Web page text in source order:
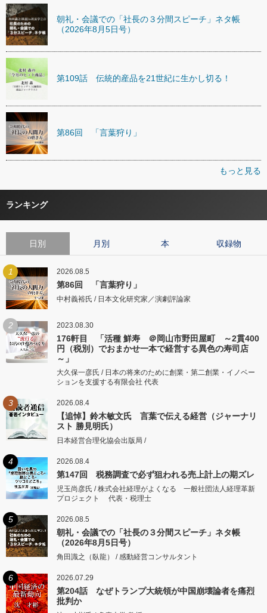
朝礼・会議での「社長の３分間スピーチ」ネタ帳
（2026年8月5日号）
第109話 伝統的産品を21世紀に生かし切る！
第86回 「言葉狩り」
もっと見る
ランキング
日別 月別 本 収録物
1 2026.08.5
第86回 「言葉狩り」
中村義裕氏 / 日本文化研究家／演劇評論家
2 2023.08.30
176軒目 「活種 鮮寿 ＠岡山市野田屋町 ～2貫400
円（税別）でおまかせ一本で経営する異色の寿司店
～」
大久保一彦氏 / 日本の将来のために創業・第二創業・イノベー
ションを支援する有限会社 代表
3 2026.08.4
【追悼】鈴木敏文氏 言葉で伝える経営（ジャーナリ
スト 勝見明氏）
日本経営合理化協会出版局 /
4 2026.08.4
第147回 税務調査で必ず狙われる売上計上の期ズレ
児玉尚彦氏 / 株式会社経理がよくなる 一般社団法人経理革新
プロジェクト 代表・税理士
5 2026.08.5
朝礼・会議での「社長の３分間スピーチ」ネタ帳
（2026年8月5日号）
角田識之（臥龍） / 感動経営コンサルタント
6 2026.07.29
第204話 なぜトランプ大統領が中国崩壊論者を痛烈
批判か